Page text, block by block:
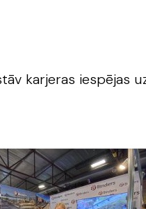
karjeras iespējas